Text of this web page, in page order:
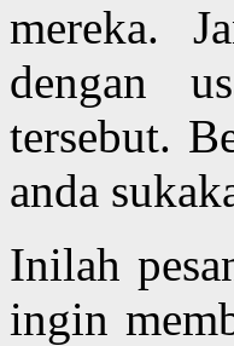
mereka.
dengan
tersebut.
anda
Inilah
ingin